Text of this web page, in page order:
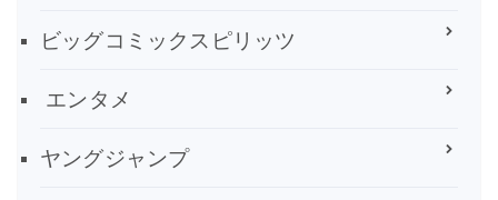
ビッグコミックスピリッツ
エンタメ
ヤングジャンプ